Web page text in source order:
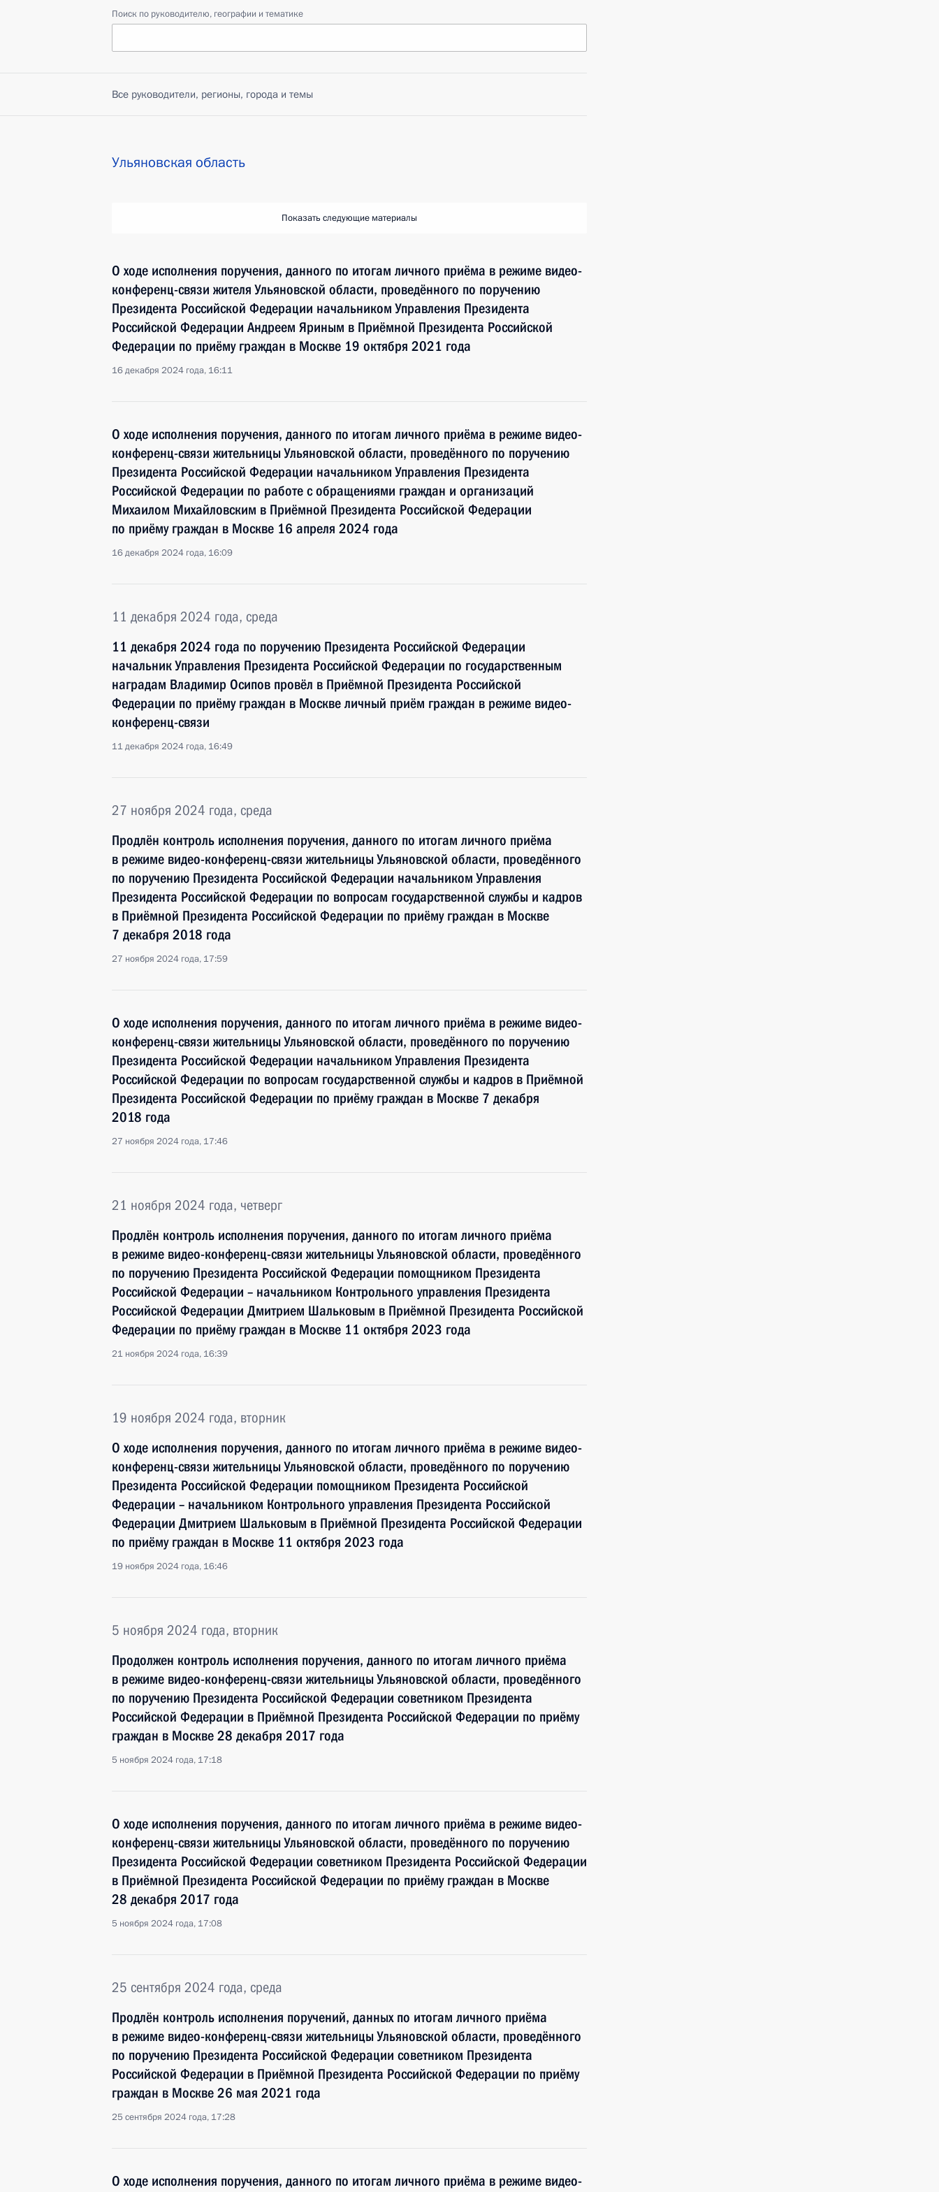
Поиск по руководителю, географии и тематике
Все руководители, регионы, города и темы
Ульяновская область
Показать следующие материалы
О ходе исполнения поручения, данного по итогам личного приёма в режиме видео-
конференц-связи жителя Ульяновской области, проведённого по поручению
Президента Российской Федерации начальником Управления Президента
Российской Федерации Андреем Яриным в Приёмной Президента Российской
Федерации по приёму граждан в Москве 19 октября 2021 года
16 декабря 2024 года, 16:11
О ходе исполнения поручения, данного по итогам личного приёма в режиме видео-
конференц-связи жительницы Ульяновской области, проведённого по поручению
Президента Российской Федерации начальником Управления Президента
Российской Федерации по работе с обращениями граждан и организаций
Михаилом Михайловским в Приёмной Президента Российской Федерации
по приёму граждан в Москве 16 апреля 2024 года
16 декабря 2024 года, 16:09
11 декабря 2024 года, среда
11 декабря 2024 года по поручению Президента Российской Федерации
начальник Управления Президента Российской Федерации по государственным
наградам Владимир Осипов провёл в Приёмной Президента Российской
Федерации по приёму граждан в Москве личный приём граждан в режиме видео-
конференц-связи
11 декабря 2024 года, 16:49
27 ноября 2024 года, среда
Продлён контроль исполнения поручения, данного по итогам личного приёма
в режиме видео-конференц-связи жительницы Ульяновской области, проведённого
по поручению Президента Российской Федерации начальником Управления
Президента Российской Федерации по вопросам государственной службы и кадров
в Приёмной Президента Российской Федерации по приёму граждан в Москве
7 декабря 2018 года
27 ноября 2024 года, 17:59
О ходе исполнения поручения, данного по итогам личного приёма в режиме видео-
конференц-связи жительницы Ульяновской области, проведённого по поручению
Президента Российской Федерации начальником Управления Президента
Российской Федерации по вопросам государственной службы и кадров в Приёмной
Президента Российской Федерации по приёму граждан в Москве 7 декабря
2018 года
27 ноября 2024 года, 17:46
21 ноября 2024 года, четверг
Продлён контроль исполнения поручения, данного по итогам личного приёма
в режиме видео-конференц-связи жительницы Ульяновской области, проведённого
по поручению Президента Российской Федерации помощником Президента
Российской Федерации – начальником Контрольного управления Президента
Российской Федерации Дмитрием Шальковым в Приёмной Президента Российской
Федерации по приёму граждан в Москве 11 октября 2023 года
21 ноября 2024 года, 16:39
19 ноября 2024 года, вторник
О ходе исполнения поручения, данного по итогам личного приёма в режиме видео-
конференц-связи жительницы Ульяновской области, проведённого по поручению
Президента Российской Федерации помощником Президента Российской
Федерации – начальником Контрольного управления Президента Российской
Федерации Дмитрием Шальковым в Приёмной Президента Российской Федерации
по приёму граждан в Москве 11 октября 2023 года
19 ноября 2024 года, 16:46
5 ноября 2024 года, вторник
Продолжен контроль исполнения поручения, данного по итогам личного приёма
в режиме видео-конференц-связи жительницы Ульяновской области, проведённого
по поручению Президента Российской Федерации советником Президента
Российской Федерации в Приёмной Президента Российской Федерации по приёму
граждан в Москве 28 декабря 2017 года
5 ноября 2024 года, 17:18
О ходе исполнения поручения, данного по итогам личного приёма в режиме видео-
конференц-связи жительницы Ульяновской области, проведённого по поручению
Президента Российской Федерации советником Президента Российской Федерации
в Приёмной Президента Российской Федерации по приёму граждан в Москве
28 декабря 2017 года
5 ноября 2024 года, 17:08
25 сентября 2024 года, среда
Продлён контроль исполнения поручений, данных по итогам личного приёма
в режиме видео-конференц-связи жительницы Ульяновской области, проведённого
по поручению Президента Российской Федерации советником Президента
Российской Федерации в Приёмной Президента Российской Федерации по приёму
граждан в Москве 26 мая 2021 года
25 сентября 2024 года, 17:28
О ходе исполнения поручения, данного по итогам личного приёма в режиме видео-